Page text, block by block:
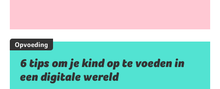
Opvoeding
6 tips om je kind op te voeden in
een digitale wereld